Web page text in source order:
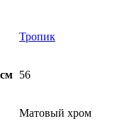
Тропик
56
Матовый хром